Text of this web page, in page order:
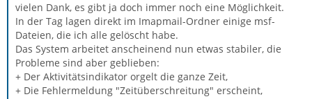
vielen Dank, es gibt ja doch immer noch eine Möglichkeit.
In der Tag lagen direkt im Imapmail-Ordner einige msf-
Dateien, die ich alle gelöscht habe.
Das System arbeitet anscheinend nun etwas stabiler, die
Probleme sind aber geblieben:
+ Der Aktivitätsindikator orgelt die ganze Zeit,
+ Die Fehlermeldung "Zeitüberschreitung" erscheint,